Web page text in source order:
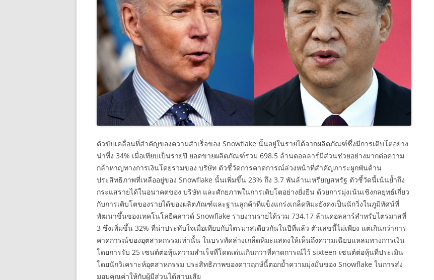
ตัวขับเคลื่อนที่สำคัญของความสำเร็จของ Snowflake นั้นอยู่ในรายได้จากผลิตภัณฑ์ซึ่งมีการเติบโตอย่าง
น่าทึ่ง 34% เมื่อเทียบเป็นรายปี ยอดขายผลิตภัณฑ์รวม 698.5 ล้านดอลลาร์มีส่วนช่วยอย่างมากต่อความ
กล้าหาญทางการเงินโดยรวมของ บริษัท ตัวชี้วัดการคาดการณ์ล่วงหน้าที่สำคัญภาระผูกพันด้าน
ประสิทธิภาพที่เหลืออยู่ของ Snowflake นั้นเพิ่มขึ้น 23% ถึง 3.7 พันล้านเหรียญสหรัฐ ตัวชี้วัดนี้เน้นย้ำถึง
กระแสรายได้ในอนาคตของ บริษัท และศักยภาพในการเติบโตอย่างยั่งยืน ด้วยการมุ่งเน้นเชิงกลยุทธ์เกี่ยว
กับการเติบโตของรายได้ของผลิตภัณฑ์และฐานลูกค้าที่แข็งแกร่งเกล็ดหิมะยังคงเป็นนักวิ่งในภูมิทัศน์ที่
พัฒนาขึ้นของเทคโนโลยีคลาวด์ Snowflake รายงานรายได้รวม 734.17 ล้านดอลลาร์สำหรับไตรมาสที่
3 ซึ่งเพิ่มขึ้น 32% ที่น่าประทับใจเมื่อเทียบกับไตรมาสเดียวกันในปีที่แล้ว ตัวเลขนี้ไม่เพียง แต่เกินกว่าการ
คาดการณ์ของอุตสาหกรรมเท่านั้น ในบรรทัดล่างเกล็ดหิมะแสดงให้เห็นถึงความเฉียบแหลมทางการเงิน
โดยการรับ 25 เซนต์ต่อหุ้นความสำเร็จที่โดดเด่นเกินกว่าที่คาดการณ์ไว้ sixteen เซนต์ต่อหุ้นที่ประเมิน
โดยนักวิเคราะห์อุตสาหกรรม ประสิทธิภาพของดาวฤกษ์นี้ตอกย้ำความมุ่งมั่นของ Snowflake ในการส่ง
มอบคุณค่าให้กับผู้มีส่วนได้ส่วนเสีย